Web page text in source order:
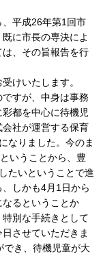
平成26年第1回市
に市長の専決によ
、その旨報告を行
けいたします。
すが、中身は事務
都を中心に待機児
社が運営する保育
なりました。今のま
いうことから、豊
たいということで進
しかも4月1日から
るということか
別な手続きとして
させていただきま
でき、待機児童が大